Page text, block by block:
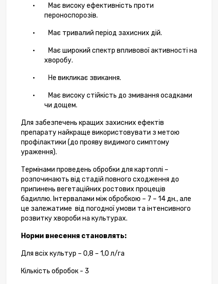
· Має високуефективність проти
пероноспорозів.
· Має тривалий період захисних дій.
· Має широкий спектр впливовоїактивності на
хворобу.
· Не викликає звикання.
· Має високустійкість до змивання осадками
чи дощем.
Для забезпечень кращих захисних ефектів
препаратунайкраще використовувати з метою
профілактики (до проявувидимого симптому
ураження).
Термінами проведень обробки для картоплі –
розпочинають від стадій повного сходження до
припинень вегетаційних ростових процеців
бадиллю. Інтервалами між обробкою – 7 – 14 дн.,але
це залежатиме від погодноїумови та інтенсивного
розвитку хвороби на культурах.
Норми внесення становлять:
Для всіх культур – 0,8 – 1,0 л/га
Кількість обробок - 3